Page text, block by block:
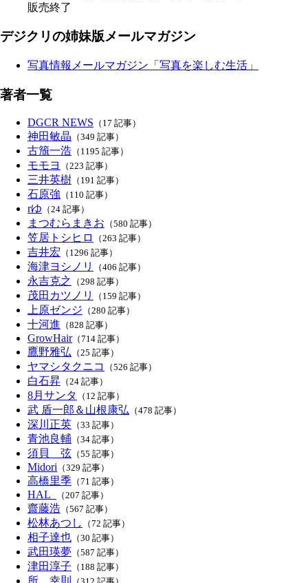
販売終了
デジクリの姉妹版メールマガジン
写真情報メールマガジン「写真を楽しむ生活」
著者一覧
DGCR NEWS （17 記事）
神田敏晶 （349 記事）
古籏一浩 （1195 記事）
モモヨ （223 記事）
三井英樹 （191 記事）
石原強 （110 記事）
rゆ （24 記事）
まつむらまきお （580 記事）
笠居トシヒロ （263 記事）
吉井宏 （1296 記事）
海津ヨシノリ （406 記事）
永吉克之 （298 記事）
茂田カツノリ （159 記事）
上原ゼンジ （280 記事）
十河進 （828 記事）
GrowHair（714 記事）
鷹野雅弘 （25 記事）
ヤマシタクニコ （526 記事）
白石昇 （24 記事）
8月サンタ （12 記事）
武 盾一郎＆山根康弘 （478 記事）
深川正英 （33 記事）
青池良輔 （34 記事）
須貝 弦 （55 記事）
Midori （329 記事）
高橋里季 （71 記事）
HAL_ （207 記事）
齋藤浩 （567 記事）
松林あつし （72 記事）
相子達也 （30 記事）
武田瑛夢 （587 記事）
津田淳子 （188 記事）